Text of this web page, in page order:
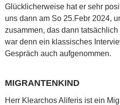
Glücklicherweise hat er sehr
uns dann am So 25.Febr 2024,
zusammen, das dann
war denn ein klassisches
Gespräch auch aufgenommen.
MIGRANTENKIND
Herr Klearchos Aliferis ist ein